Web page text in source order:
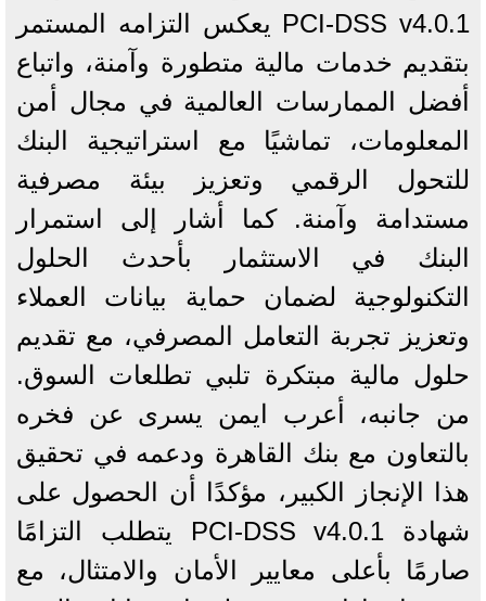
PCI-DSS v4.0.1 يعكس التزامه المستمر
بتقديم خدمات مالية متطورة وآمنة، واتباع
أفضل الممارسات العالمية في مجال أمن
المعلومات، تماشيًا مع استراتيجية البنك
للتحول الرقمي وتعزيز بيئة مصرفية
مستدامة وآمنة. كما أشار إلى استمرار
البنك في الاستثمار بأحدث الحلول
التكنولوجية لضمان حماية بيانات العملاء
وتعزيز تجربة التعامل المصرفي، مع تقديم
حلول مالية مبتكرة تلبي تطلعات السوق.
من جانبه، أعرب ايمن يسرى عن فخره
بالتعاون مع بنك القاهرة ودعمه في تحقيق
هذا الإنجاز الكبير، مؤكدًا أن الحصول على
شهادة PCI-DSS v4.0.1 يتطلب التزامًا
صارمًا بأعلى معايير الأمان والامتثال، مع